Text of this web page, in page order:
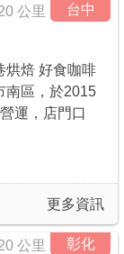
台中
公里
烘焙 好食咖啡
南區，於2015
運，店門口
更多資訊
彰化
公里